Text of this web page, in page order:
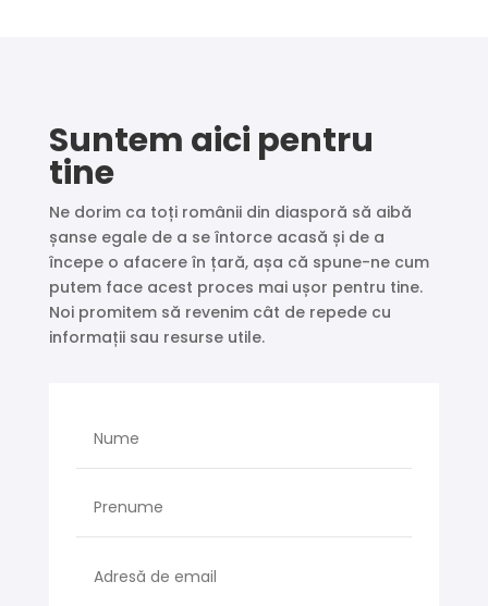
Suntem aici pentru
tine
Ne dorim ca toți românii din diasporă să aibă
șanse egale de a se întorce acasă și de a
începe o afacere în țară, așa că spune-ne cum
putem face acest proces mai ușor pentru tine.
Noi promitem să revenim cât de repede cu
informații sau resurse utile.